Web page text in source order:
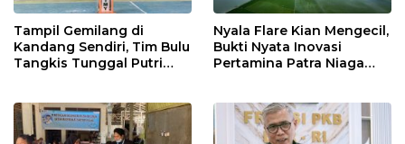
Tampil Gemilang di
Kandang Sendiri, Tim Bulu
Tangkis Tunggal Putri
Jatibarang 2026
Nyala Flare Kian Mengecil,
Bukti Nyata Inovasi
Pertamina Patra Niaga